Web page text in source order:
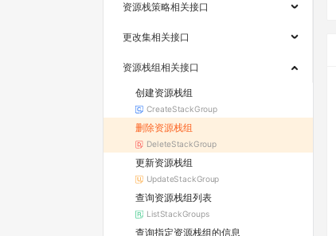
资源栈策略相关接口
更改集相关接口
资源栈组相关接口
创建资源栈组
CreateStackGroup
删除资源栈组
DeleteStackGroup
更新资源栈组
UpdateStackGroup
查询资源栈组列表
ListStackGroups
查询指定资源栈组的信息